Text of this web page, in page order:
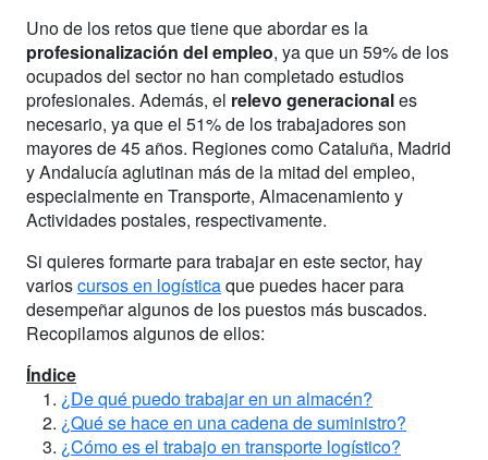
Uno de los retos que tiene que abordar es la
profesionalización del empleo, ya que un 59% de los
ocupados del sector no han completado estudios
profesionales. Además, el relevo generacionales
necesario, ya que el 51% de los trabajadores son
mayores de 45 años. Regiones como Cataluña, Madrid
y Andalucía aglutinan más de la mitad del empleo,
especialmente en Transporte, Almacenamiento y
Actividades postales, respectivamente.
Si quieres formarte para trabajar en este sector, hay
varioscursos en logísticaque puedes hacer para
desempeñar algunos de los puestos más buscados.
Recopilamos algunos de ellos:
Índice
¿De qué puedo trabajar en un almacén?
¿Qué se hace en una cadena de suministro?
¿Cómo es el trabajo en transporte logístico?